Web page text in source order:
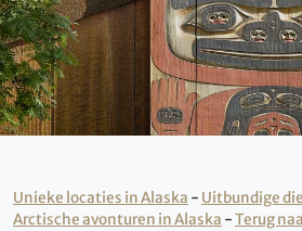
Unieke locaties in Alaska - Uitbundige
Arctische avonturen in Alaska -Terug